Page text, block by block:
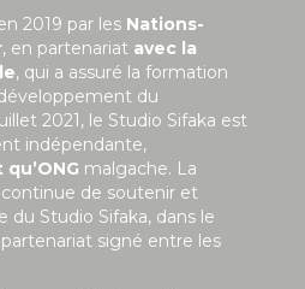
2019 par les Nations-
, en partenariat avec la
, qui a assuré la formation
du
2021, le Studio Sifaka est
indépendante,
malgache. La
de soutenir et
du Studio Sifaka, dans le
signé entre les